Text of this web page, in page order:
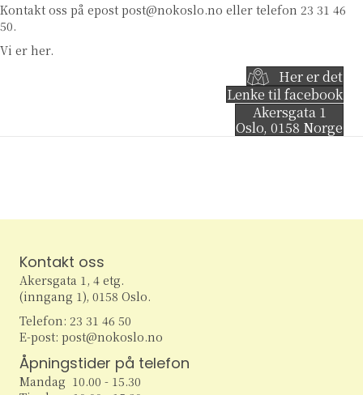
Kontakt oss på epost post@nokoslo.no eller telefon 23 31 46
50.
Vi er her.
Her er det
Lenke til facebook
Akersgata 1
Oslo, 0158 Norge
Kontakt oss
Akersgata 1, 4 etg.
(inngang 1), 0158 Oslo.
Telefon: 23 31 46 50
E-post: post@nokoslo.no
Åpningstider på telefon
Mandag 10.00 - 15.30